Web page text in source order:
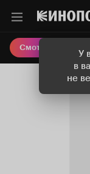
У
в
не
Смотреть кино